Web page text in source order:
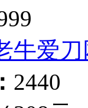
牛爱刀
2440